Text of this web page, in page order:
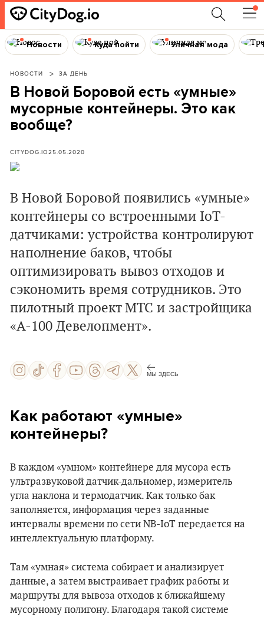
Новости Куда пойти Уличная мода
НОВОСТИ ЗА ДЕНЬ
В Новой Боровой есть «умные»
мусорные контейнеры. Это как
вообще?
CITYDOG.IO25.05.2020
В Новой Боровой появились «умные»
контейнеры со встроенными IoT-
датчиками: устройства контролируют
наполнение баков, чтобы
оптимизировать вывоз отходов и
сэкономить время сотрудников. Это
пилотный проект МТС и застройщика
«А-100 Девелопмент».
МЫ ЗДЕСЬ
Как работают «умные»
контейнеры?
В каждом «умном» контейнере для мусора есть
ультразвуковой датчик-дальномер, измеритель
угла наклона и термодатчик. Как только бак
заполняется, информация через заданные
интервалы времени по сети NB-IoT передается на
интеллектуальную платформу.
Там «умная» система собирает и анализирует
данные, а затем выстраивает график работы и
маршруты для вывоза отходов к ближайшему
мусорному полигону. Благодаря такой системе